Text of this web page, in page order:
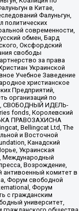
в Китае,
Фалуньгун,
политических
современности,
обмен, Бард
Оксфордский
свободы
за права
Украинской
Учебное Заведение
христианское
Предприятий,
организаций по
СВОБОДНЫЙ ИДЕЛЬ-
fonds, Королевский
ПРАВОЗАХИСНА
Bellingcat Ltd, The
и Восточной
Канадский
Украинская
Международный
Возрождение,
антивоенный комитет в
Форум свободной
Форум
с гражданским
университет,